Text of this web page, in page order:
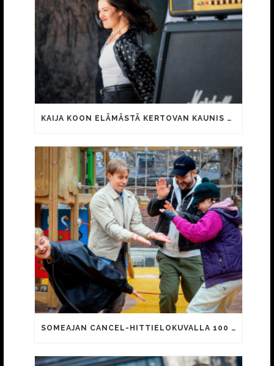
KAIJA KOON ELÄMÄSTÄ KERTOVAN KAUNIS RIETAS ONNELLINEN -ELOKUVAN TRAILER JULKI
SOMEAJAN CANCEL-HITTIELOKUVALLA 100 000 KATSOJAA!